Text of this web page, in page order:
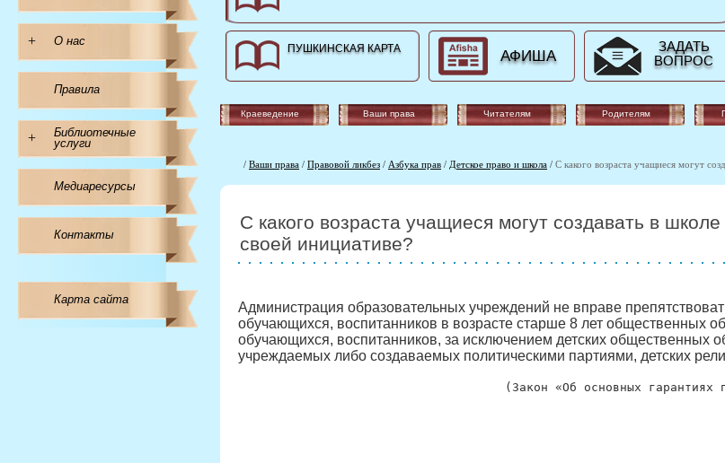
+ О нас
Правила
+
Библиотечные
услуги
Медиаресурсы
Контакты
Карта сайта
ПУШКИНСКАЯ КАРТА АФИША
ЗАДАТЬ
ВОПРОС
Краеведение Ваши права Читателям Родителям
/ Ваши права / Правовой ликбез / Азбука прав / Детское право и школа / С какого возраста учащиеся могут
С какого возраста учащиеся могут создавать в
своей инициативе?
Администрация образовательных учреждений не вправе
обучающихся, воспитанников в возрасте старше 8 лет общественных
обучающихся, воспитанников, за исключением детских общественных
учреждаемых либо создаваемых политическими партиями, детских
(Закон «Об основных